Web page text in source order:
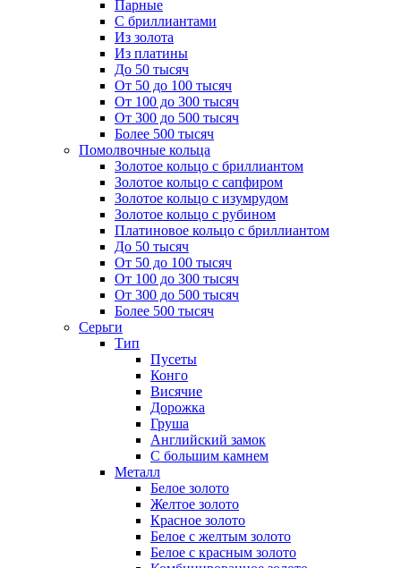
Парные
С бриллиантами
Из золота
Из платины
До 50 тысяч
От 50 до 100 тысяч
От 100 до 300 тысяч
От 300 до 500 тысяч
Более 500 тысяч
Помолвочные кольца
Золотое кольцо с бриллиантом
Золотое кольцо с сапфиром
Золотое кольцо с изумрудом
Золотое кольцо с рубином
Платиновое кольцо с бриллиантом
До 50 тысяч
От 50 до 100 тысяч
От 100 до 300 тысяч
От 300 до 500 тысяч
Более 500 тысяч
Серьги
Тип
Пусеты
Конго
Висячие
Дорожка
Груша
Английский замок
С большим камнем
Металл
Белое золото
Желтое золото
Красное золото
Белое с желтым золото
Белое с красным золото